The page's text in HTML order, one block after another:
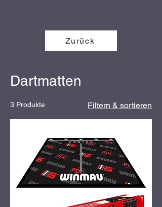
Zurück
Dartmatten
3 Produkte Filtern & sortieren